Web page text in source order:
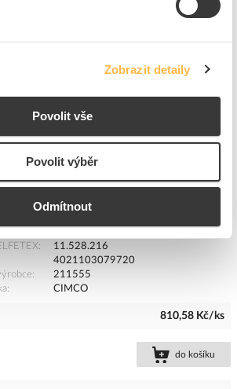
Zobrazit detaily
Povolit vše
Povolit výběr
Odmítnout
K objednání
Umělohmotná vodováha na krabičky 99 x 22
11.528.216
4021103079720
211555
CIMCO
810,58 Kč/ks
do košíku